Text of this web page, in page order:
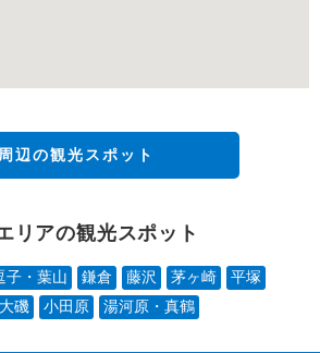
周辺の観光スポット
リアの観光スポット
子・葉山 鎌倉 藤沢 茅ヶ崎
平塚
磯
小田原 湯河原・真鶴